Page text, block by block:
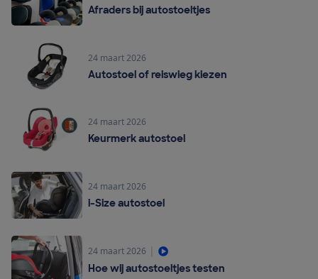
Afraders bij autostoeltjes
24 maart 2026
Autostoel of reiswieg kiezen
24 maart 2026
Keurmerk autostoel
24 maart 2026
i-Size autostoel
24 maart 2026
Hoe wij autostoeltjes testen